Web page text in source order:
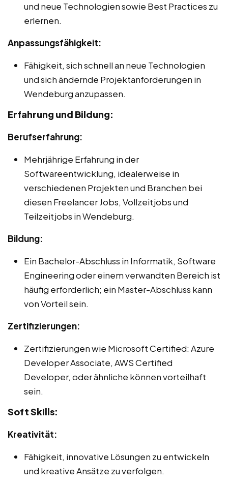
und neue Technologien sowie Best Practices zu
erlernen.
Anpassungsfähigkeit:
Fähigkeit, sich schnell an neue Technologien
und sich ändernde Projektanforderungen in
Wendeburg anzupassen.
Erfahrung und Bildung:
Berufserfahrung:
Mehrjährige Erfahrung in der
Softwareentwicklung, idealerweise in
verschiedenen Projekten und Branchen bei
diesen Freelancer Jobs, Vollzeitjobs und
Teilzeitjobs in Wendeburg.
Bildung:
Ein Bachelor-Abschluss in Informatik, Software
Engineering oder einem verwandten Bereich ist
häufig erforderlich; ein Master-Abschluss kann
von Vorteil sein.
Zertifizierungen:
Zertifizierungen wie Microsoft Certified: Azure
Developer Associate, AWS Certified
Developer, oder ähnliche können vorteilhaft
sein.
Soft Skills:
Kreativität:
Fähigkeit, innovative Lösungen zu entwickeln
und kreative Ansätze zu verfolgen.